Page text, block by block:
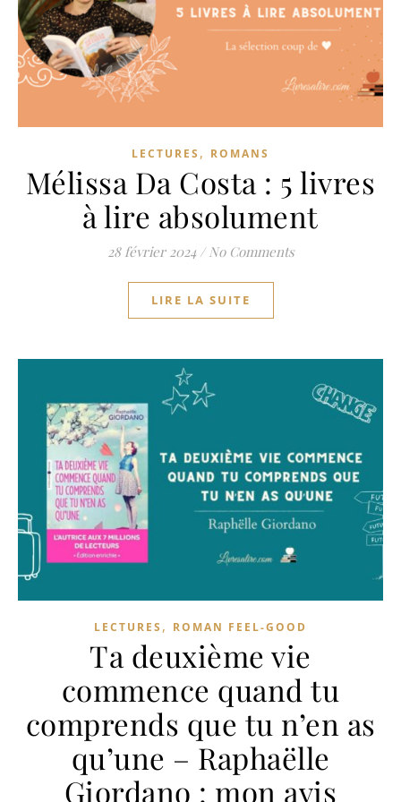
LECTURES , ROMANS
Mélissa Da Costa : 5 livres
à lire absolument
28 février 2024 / No Comments
LIRE LA SUITE
LECTURES , ROMAN FEEL-GOOD
Ta deuxième vie
commence quand tu
comprends que tu n’en as
qu’une – Raphaëlle
Giordano : mon avis